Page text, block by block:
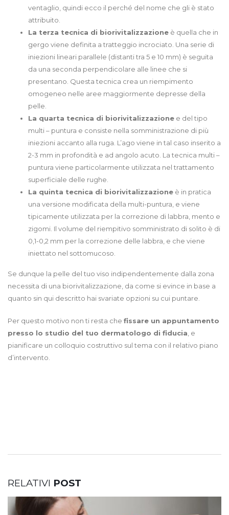
ventaglio, quindi ecco il perché del nome che gli è stato
attribuito.
La terza tecnica di biorivitalizzazione è quella che in
gergo viene definita a tratteggio incrociato. Una serie di
iniezioni lineari parallele (distanti tra 5 e 10 mm) è seguita
da una seconda perpendicolare alle linee che si
presentano. Questa tecnica crea un riempimento
omogeneo nelle aree maggiormente depresse della
pelle.
La quarta tecnica di biorivitalizzazione e del tipo
multi – puntura e consiste nella somministrazione di più
iniezioni accanto alla ruga. L’ago viene in tal caso inserito a
2-3 mm in profondità e ad angolo acuto. La tecnica multi –
puntura viene particolarmente utilizzata nel trattamento
superficiale delle rughe.
La quinta tecnica di biorivitalizzazione è in pratica
una versione modificata della multi-puntura, e viene
tipicamente utilizzata per la correzione di labbra, mento e
zigomi. Il volume del riempitivo somministrato di solito è di
0,1-0,2 mm per la correzione delle labbra, e che viene
iniettato nel sottomucoso.
Se dunque la pelle del tuo viso indipendentemente dalla zona
necessita di una biorivitalizzazione, da come si evince in base a
quanto sin qui descritto hai svariate opzioni su cui puntare.
Per questo motivo non ti resta che fissare un appuntamento
presso lo studio del tuo dermatologo di fiducia , e
pianificare un colloquio costruttivo sul tema con il relativo piano
d’intervento.
RELATIVI POST